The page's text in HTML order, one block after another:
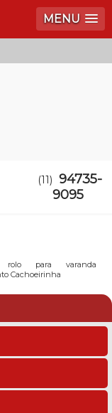
MENU
(11) 94735-
9095
rolo para varanda
Cachoeirinha